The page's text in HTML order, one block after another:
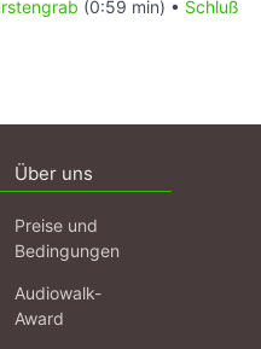
(0:59 min) • Schluß
Über uns
Preise und
Bedingungen
Audiowalk-
Award